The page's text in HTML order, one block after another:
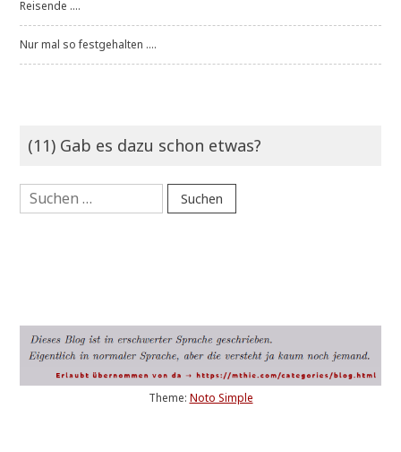
Reisende ....
Nur mal so festgehalten ....
(11) Gab es dazu schon etwas?
Suchen
nach:
Theme: Noto Simple